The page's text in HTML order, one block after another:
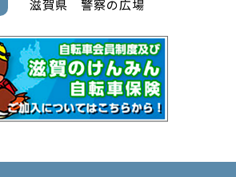
滋賀県 警察の広場